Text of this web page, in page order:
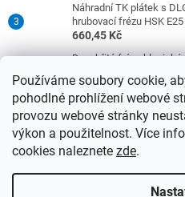
Používáme soubory cookie,
pohodlné prohlížení webové
provozu webové stránky
výkon a použitelnost. Více
cookies naleznete zde.
Náhradní TK plátek s
hrubovací frézu HSK
660,45 Kč
Dvoubřitá fréza klasická
977,42 Kč
Jednobřitá fréza
753,27 Kč